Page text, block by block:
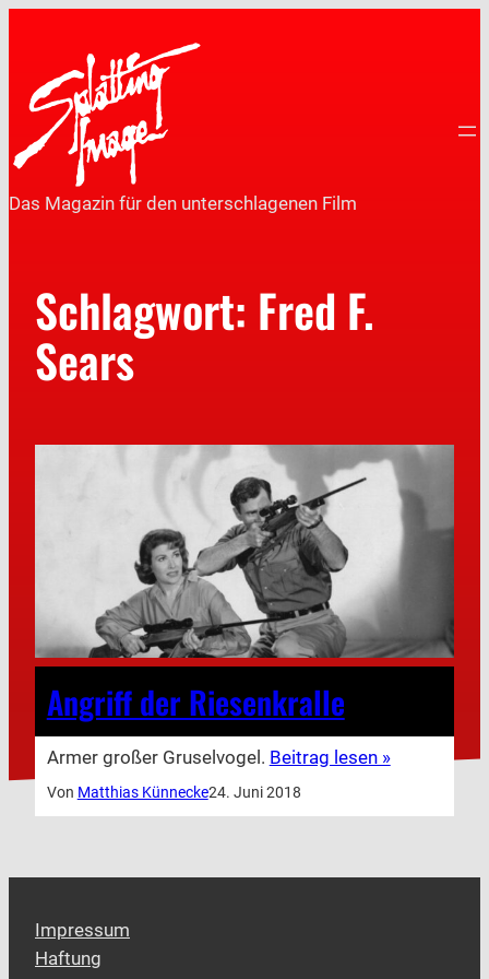
Das Magazin für den unterschlagenen Film
Schlagwort: Fred F.
Sears
Angriff der Riesenkralle
Armer großer Gruselvogel. Beitrag lesen »
Von Matthias Künnecke24. Juni 2018
Impressum
Haftung